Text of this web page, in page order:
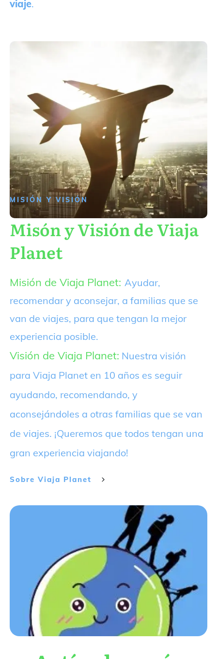
viaje.
MISIÓN Y VISIÓN
Misón y Visión de Viaja
Planet
Misión de Viaja Planet: Ayudar,
recomendar y aconsejar, a familias que se
van de viajes, para que tengan la mejor
experiencia posible.
Visión de Viaja Planet: Nuestra visión
para Viaja Planet en 10 años es seguir
ayudando, recomendando, y
aconsejándoles a otras familias que se van
de viajes. ¡Queremos que todos tengan una
gran experiencia viajando!
Sobre Viaja Planet